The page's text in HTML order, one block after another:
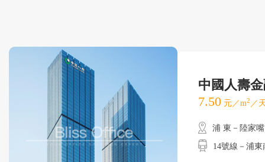
中國人壽
7.50 元／m2 ／
浦 東－陸家嘴
14號線－浦東